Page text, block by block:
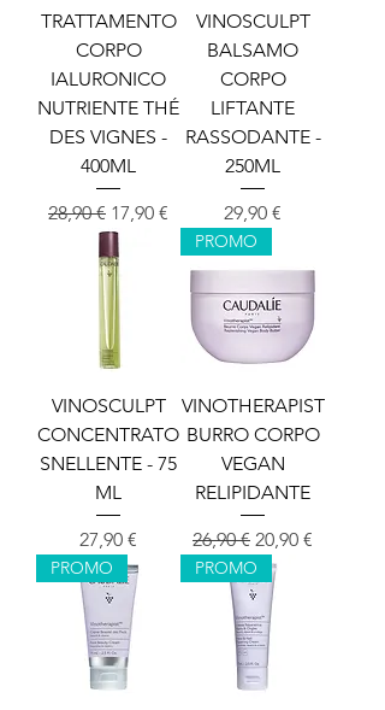
TRATTAMENTO
CORPO
IALURONICO
NUTRIENTE THÉ
DES VIGNES -
400ML
Redna cena
28,90 € Cena na razprodaji
17,90 €
VINOSCULPT
BALSAMO
CORPO
LIFTANTE
RASSODANTE -
250ML
Cena
29,90 €
VINOSCULPT
CONCENTRATO
SNELLENTE - 75
ML
Cena
27,90 €
PROMO
VINOTHERAPIST
BURRO CORPO
VEGAN
RELIPIDANTE
Redna cena
26,90 € Cena na
20,90 €
PROMO PROMO